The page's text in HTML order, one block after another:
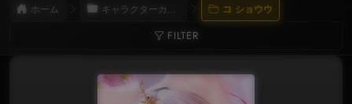
ホーム キャラクターカード コ ショウウ
FILTER